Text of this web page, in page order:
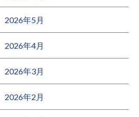
2026年5月
2026年4月
2026年3月
2026年2月